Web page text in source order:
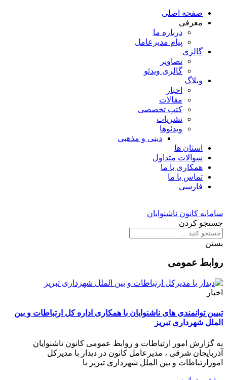
صفحه اصلی
معرفی
درباره ما
پیام مدیرعامل
گالری
تصاویر
گالری ویدئو
وبلاگ
اخبار
مقالات
کتب تخصصی
نشریات
ویدئوها
دینی و مذهبی
استان ها
سوالات متداول
همکاری با ما
تماس با ما
فارسی
سامانه کانون ناشنوایان
جستجو کردن
بستن
روابط عمومی
اخبار
تبیین توانمندی های ناشنوایان با همکاری اداره کل ارتباطات و بین
الملل شهرداری تبریز
به گزارش امور ارتباطات و روابط عمومی کانون ناشنوایان
آذربایجان شرقی ، مدیرعامل کانون در دیدار با مدیرکل
امورارتباطات و بین الملل شهرداری تبریز با